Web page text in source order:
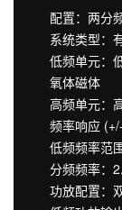
配置：两分
系统类型：
低频单元：
氧体磁体
高频单元：
频率响应
低频频率范
分频频率：
功放配置：